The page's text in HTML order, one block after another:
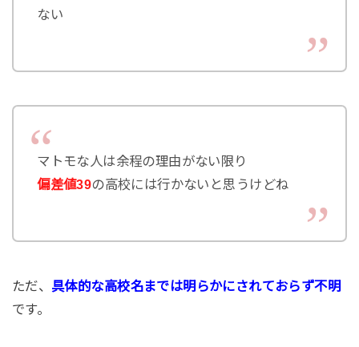
ない
マトモな人は余程の理由がない限り
偏差値39の高校には行かないと思うけどね
ただ、 具体的な高校名までは明らかにされておらず不明
です。